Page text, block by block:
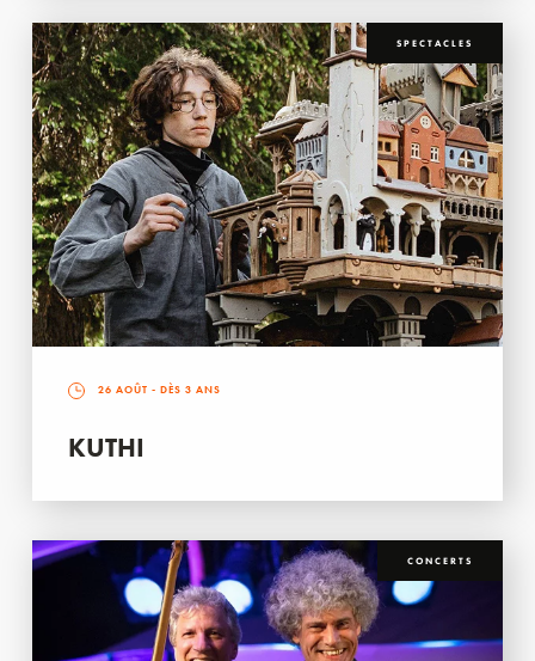
SPECTACLES
26 AOÛT - DÈS 3 ANS
KUTHI
CONCERTS